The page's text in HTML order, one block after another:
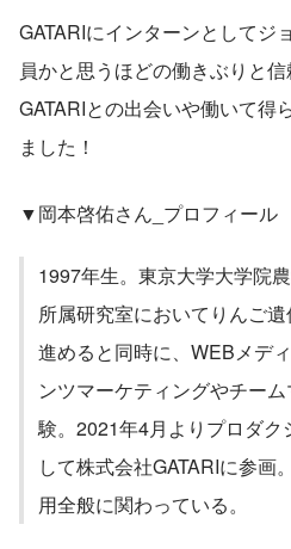
GATARIにインターンとしてジ
員かと思うほどの働きぶりと信
GATARIとの出会いや働いて得
ました！
▼岡本啓佑さん_プロフィール
1997年生。東京大学大学院
所属研究室においてりんご
進めると同時に、WEBメデ
ンツマーケティングやチー
験。2021年4月よりプロダク
して株式会社GATARIに参画
用全般に関わっている。